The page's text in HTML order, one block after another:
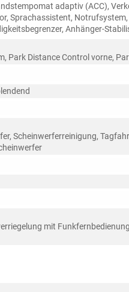
adaptiv (ACC),
Sprachassistent,
Anhänger-
Park Distance Control vorne,
Scheinwerferreinigung,
mit